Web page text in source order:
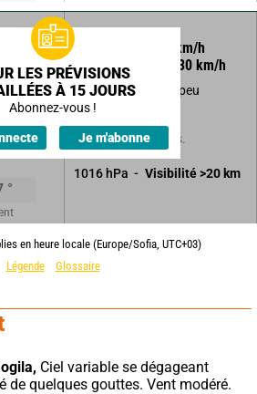
°
°
km/h
Rafales à
30 km/h
Ciel clair devenant peu
nuageux.
Sans précipitations.
1016 hPa Visibilité >20 km
LES PRÉVISIONS
À 15 JOURS
Abonnez-vous !
Je m'abonne
en heure locale (Europe/Sofia, UTC+03)
Légende
Glossaire
Ciel variable se dégageant
de quelques gouttes. Vent modéré.